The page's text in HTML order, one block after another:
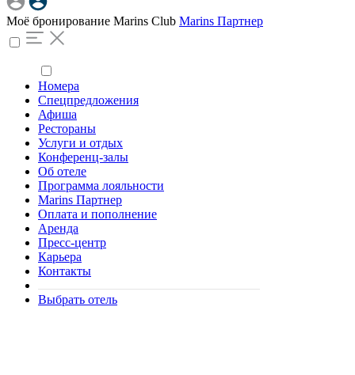
Моё бронирование Marins Club Marins Партнер
Номера
Спецпредложения
Афиша
Рестораны
Услуги и отдых
Конференц-залы
Об отеле
Программа лояльности
Marins Партнер
Оплата и пополнение
Аренда
Пресс-центр
Карьера
Контакты
Выбрать отель